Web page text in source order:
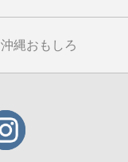
沖縄おもしろ